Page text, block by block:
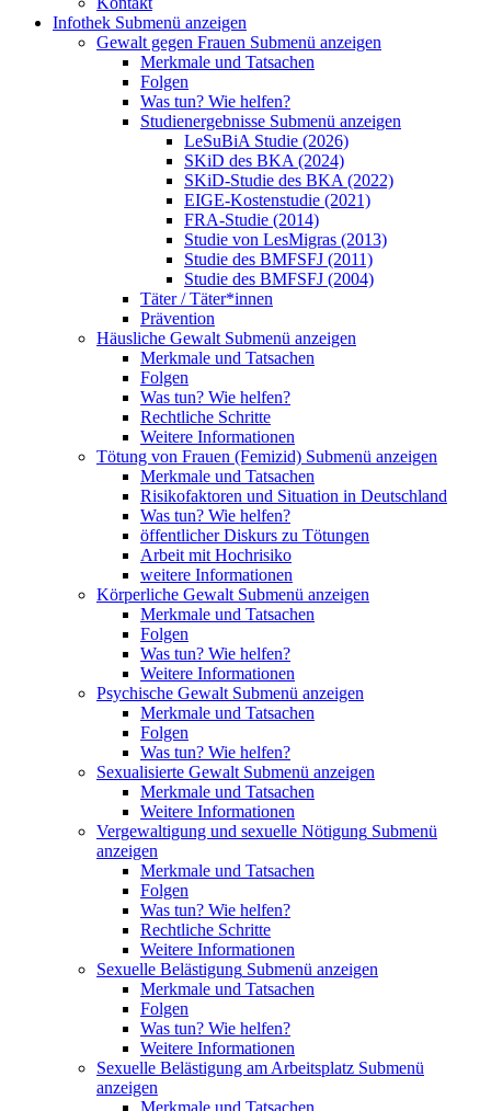
Infothek Submenü anzeigen
Gewalt gegen Frauen Submenü anzeigen
Merkmale und Tatsachen
Folgen
Was tun? Wie helfen?
Studienergebnisse Submenü anzeigen
LeSuBiA Studie (2026)
SKiD des BKA (2024)
SKiD-Studie des BKA (2022)
EIGE-Kostenstudie (2021)
FRA-Studie (2014)
Studie von LesMigras (2013)
Studie des BMFSFJ (2011)
Studie des BMFSFJ (2004)
Täter / Täter*innen
Prävention
Häusliche Gewalt Submenü anzeigen
Merkmale und Tatsachen
Folgen
Was tun? Wie helfen?
Rechtliche Schritte
Weitere Informationen
Tötung von Frauen (Femizid) Submenü anzeigen
Merkmale und Tatsachen
Risikofaktoren und Situation in Deutschland
Was tun? Wie helfen?
öffentlicher Diskurs zu Tötungen
Arbeit mit Hochrisiko
weitere Informationen
Körperliche Gewalt Submenü anzeigen
Merkmale und Tatsachen
Folgen
Was tun? Wie helfen?
Weitere Informationen
Psychische Gewalt Submenü anzeigen
Merkmale und Tatsachen
Folgen
Was tun? Wie helfen?
Sexualisierte Gewalt Submenü anzeigen
Merkmale und Tatsachen
Weitere Informationen
Vergewaltigung und sexuelle Nötigung Submenü
anzeigen
Merkmale und Tatsachen
Folgen
Was tun? Wie helfen?
Rechtliche Schritte
Weitere Informationen
Sexuelle Belästigung Submenü anzeigen
Merkmale und Tatsachen
Folgen
Was tun? Wie helfen?
Weitere Informationen
Sexuelle Belästigung am Arbeitsplatz Submenü
anzeigen
Merkmale und Tatsachen